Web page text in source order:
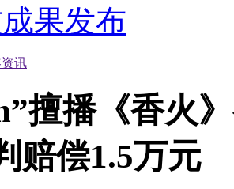
果发布
讯
擅播《香火
赔偿1.5万元